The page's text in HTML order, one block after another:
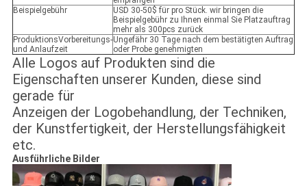
Beispielgebühr
USD 30-50$ für pro Stück. wir bringen die
Beispielgebühr zu Ihnen einmal Sie Platzauftrag
mehr als 300pcs zurück
ProduktionsVorbereitungs-
und Anlaufzeit
Ungefähr 30 Tage nach dem bestätigten Auftrag
oder Probe genehmigten
Alle Logos auf Produkten sind die
Eigenschaften unserer Kunden, diese sind
gerade für
Anzeigen der Logobehandlung, der Techniken,
der Kunstfertigkeit, der Herstellungsfähigkeit
etc.
Ausführliche Bilder